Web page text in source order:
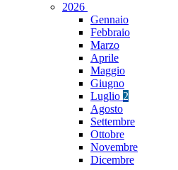
2026
Gennaio
Febbraio
Marzo
Aprile
Maggio
Giugno
Luglio 2
Agosto
Settembre
Ottobre
Novembre
Dicembre